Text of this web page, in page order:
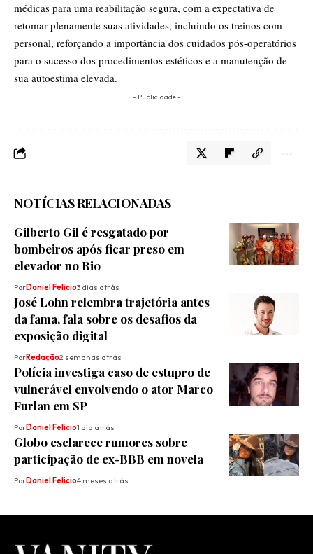
médicas para uma reabilitação segura, com a expectativa de
retomar plenamente suas atividades, incluindo os treinos com
personal, reforçando a importância dos cuidados pós-operatórios
para o sucesso dos procedimentos estéticos e a manutenção de
sua autoestima elevada.
- Publicidade -
NOTÍCIAS RELACIONADAS
Gilberto Gil é resgatado por
bombeiros após ficar preso em
elevador no Rio
PorDaniel Felicio3 dias atrás
José Lohn relembra trajetória antes
da fama, fala sobre os desafios da
exposição digital
PorRedação2 semanas atrás
Polícia investiga caso de estupro de
vulnerável envolvendo o ator Marco
Furlan em SP
PorDaniel Felicio1 dia atrás
Globo esclarece rumores sobre
participação de ex-BBB em novela
PorDaniel Felicio4 meses atrás